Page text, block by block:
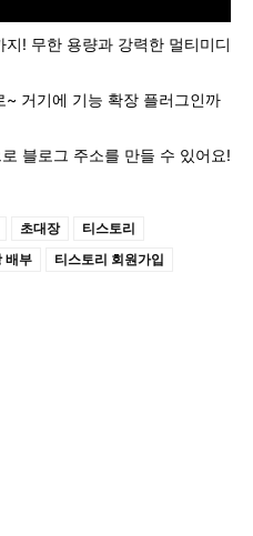
! 무한 용량과 강력한 멀티미디
거기에 기능 확장 플러그인까
블로그 주소를 만들 수 있어요!
초대장
티스토리
배부 티스토리 회원가입